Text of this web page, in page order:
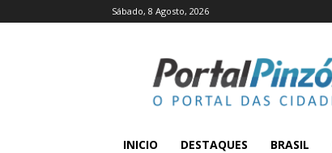
Sábado, 8 Agosto, 2026
Pinzón
INICIO DESTAQUES BRASIL